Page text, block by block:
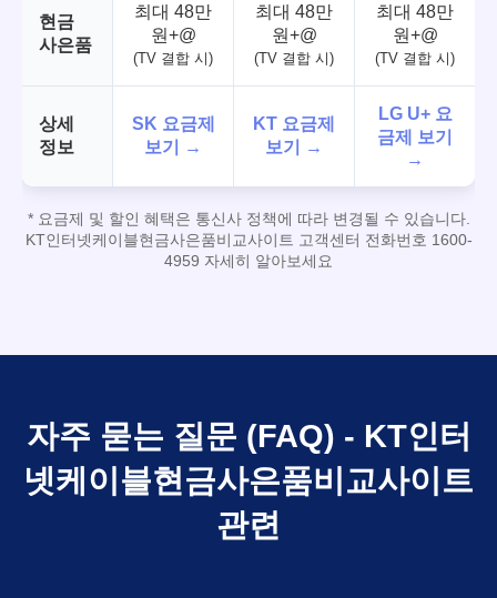
현금
사은품
최대 48만
원+@
(TV 결합 시)
최대 48만
원+@
(TV 결합 시)
최대 48만
원+@
(TV 결합 시)
상세
정보
SK 요금제
보기 →
KT 요금제
보기 →
LG U+ 요
금제 보기
→
* 요금제 및 할인 혜택은 통신사 정책에 따라 변경될 수 있습니다.
KT인터넷케이블현금사은품비교사이트 고객센터 전화번호 1600-
4959 자세히 알아보세요
자주 묻는 질문 (FAQ) - KT인터
넷케이블현금사은품비교사이트
관련